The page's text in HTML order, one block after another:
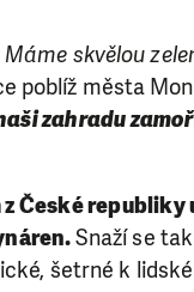
skvělou
poblíž města
zahradu
České
Snaží se
šetrné k